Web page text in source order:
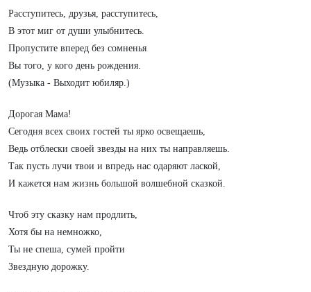
Расступитесь, друзья, расступитесь,
В этот миг от души улыбнитесь.
Пропустите вперед без сомненья
Вы того, у кого день рождения.
(Музыка - Выходит юбиляр.)
Дорогая Мама!
Сегодня всех своих гостей ты ярко освещаешь,
Ведь отблески своей звезды на них ты направляешь.
Так пусть лучи твои и впредь нас одаряют лаской,
И кажется нам жизнь большой волшебной сказкой.
Чтоб эту сказку нам продлить,
Хотя бы на немножко,
Ты не спеша, сумей пройти
Звездную дорожку.